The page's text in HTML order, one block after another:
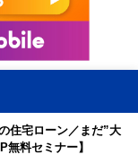
住宅ローン／まだ”大
無料セミナー】